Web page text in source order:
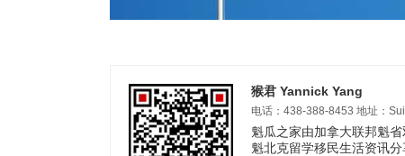
猴君 Yannick Yang
电话：438-388-8453 地址：
魁瓜之家由加拿大联邦魁
魁北克留学移民生活资讯分